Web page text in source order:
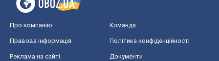
Про компанію Команда
Правова інформація Політика конфіденційності
Реклама на сайті Документи